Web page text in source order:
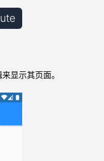
显示其页面。